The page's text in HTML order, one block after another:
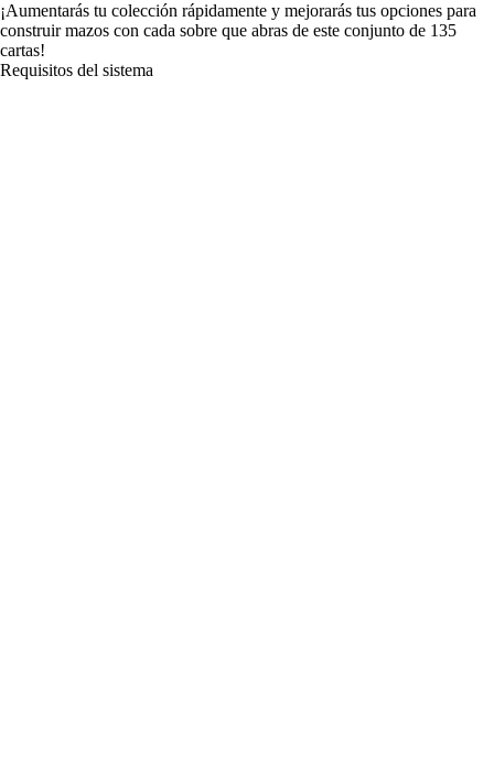
¡Aumentarás tu colección rápidamente y mejorarás tus opciones para
construir mazos con cada sobre que abras de este conjunto de 135
cartas!
Requisitos del sistema